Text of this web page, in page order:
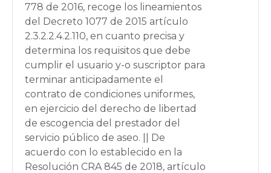
778 de 2016, recoge los lineamientos
del Decreto 1077 de 2015 artículo
2.3.2.2.4.2.110, en cuanto precisa y
determina los requisitos que debe
cumplir el usuario y-o suscriptor para
terminar anticipadamente el
contrato de condiciones uniformes,
en ejercicio del derecho de libertad
de escogencia del prestador del
servicio público de aseo. || De
acuerdo con lo establecido en la
Resolución CRA 845 de 2018, artículo